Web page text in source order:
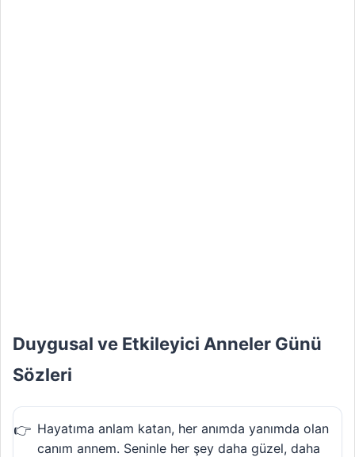
Duygusal ve Etkileyici Anneler Günü
Sözleri
Hayatıma anlam katan, her anımda yanımda olan
canım annem. Seninle her şey daha güzel, daha